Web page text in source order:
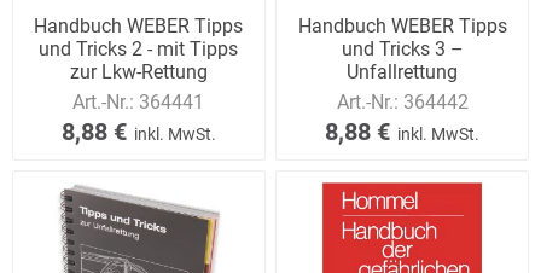
Handbuch WEBER Tipps
und Tricks 2 - mit Tipps
zur Lkw-Rettung
Art.-Nr.: 364441
8,88 € inkl. MwSt.
Handbuch WEBER Tipps
und Tricks 3 –
Unfallrettung
Art.-Nr.: 364442
8,88 € inkl. MwSt.